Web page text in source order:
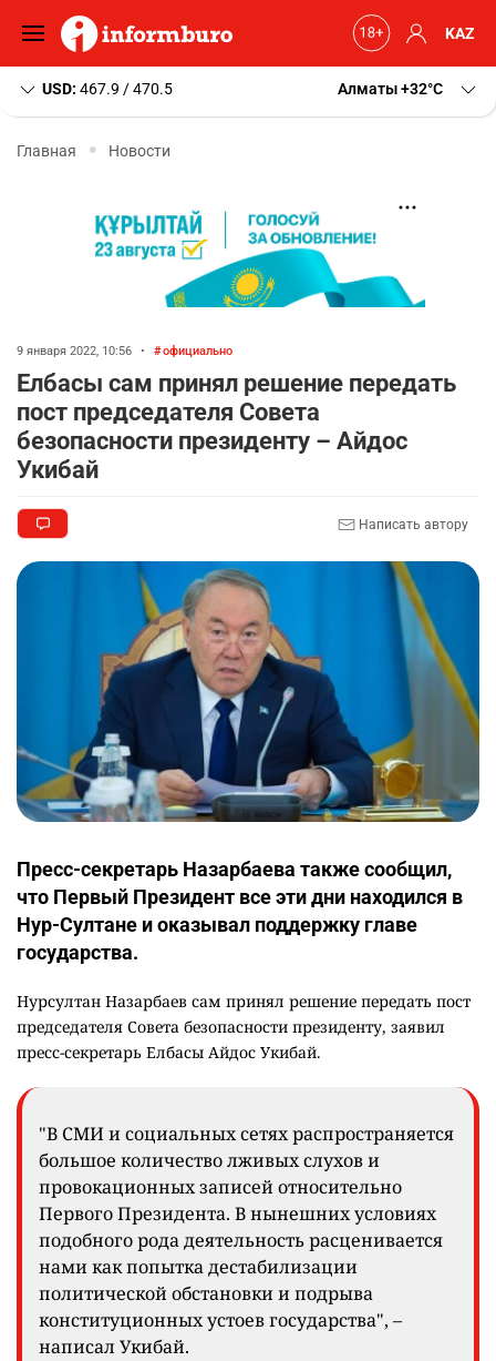
KAZ
USD: 467.9 / 470.5 Алматы+32 C
Главная Новости
9 января 2022, 10:56 • официально
Елбасы сам принял решение передать
пост председателя Совета
безопасности президенту – Айдос
Укибай
Написать автору
Пресс-секретарь Назарбаева также сообщил,
что Первый Президент все эти дни находился в
Нур-Султане и оказывал поддержку главе
государства.
Нурсултан Назарбаев сам принял решение передать пост
председателя Совета безопасности президенту, заявил
пресс-секретарь Елбасы Айдос Укибай.
"В СМИ и социальных сетях распространяется
большое количество лживых слухов и
провокационных записей относительно
Первого Президента. В нынешних условиях
подобного рода деятельность расценивается
нами как попытка дестабилизации
политической обстановки и подрыва
конституционных устоев государства", –
написал Укибай.